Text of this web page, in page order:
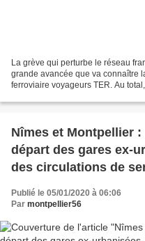
La grève qui perturbe le réseau
grande avancée que va connaître
ferroviaire voyageurs TER. Au
Nîmes et Montpellier
départ des gares ex-
des circulations de
Publié le 05/01/2020 à 06:06
Par montpellier56